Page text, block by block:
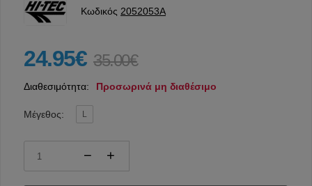
Κωδικός 2052053A
24.95€ 35.00€
Διαθεσιμότητα: Προσωρινά μη διαθέσιμο
Μέγεθος: L